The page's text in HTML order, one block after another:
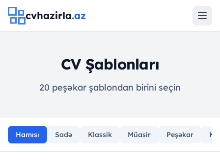
cvhazirla.az
CV Şablonları
20 peşəkar şablondan birini seçin
Hamısı Sadə Klassik Müasir Peşəkar